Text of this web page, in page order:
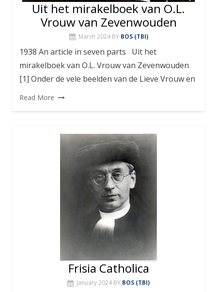
Uit het mirakelboek van O.L.
Vrouw van Zevenwouden
March 2024 BY BOS (TBI)
1938 An article in seven parts Uit het
mirakelboek van O.L. Vrouw van Zevenwouden
[1] Onder de vele beelden van de Lieve Vrouw en
Read More
Frisia Catholica
January 2024 BY BOS (TBI)